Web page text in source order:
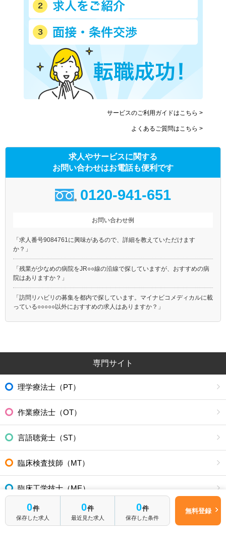
0件
保存した求人
0件
最近見た求人
0件
保存した条件
無料登録
サービスのご利用ガイドはこちら >
よくあるご質問はこちら >
求人やサービスに関する
お問い合わせはお電話も便利です
0120-941-651
お問い合わせ例
「求人番号9084761に興味があるので、詳細を教えていただけます
か？」
「残業が少なめの病院をJR○○線の沿線で探していますが、おすすめの病
院はありますか？」
「訪問リハビリの募集を都内で探しています。マイナビコメディカルに載
っている○○○○○以外におすすめの求人はありますか？」
専門サイト
理学療法士（PT）
作業療法士（OT）
言語聴覚士（ST）
臨床検査技師（MT）
臨床工学技士（ME）
診療放射線技師（RT）